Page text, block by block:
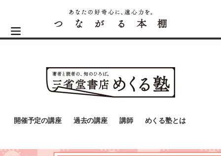
開催予定の講座 過去の講座 講師 めくる塾とは